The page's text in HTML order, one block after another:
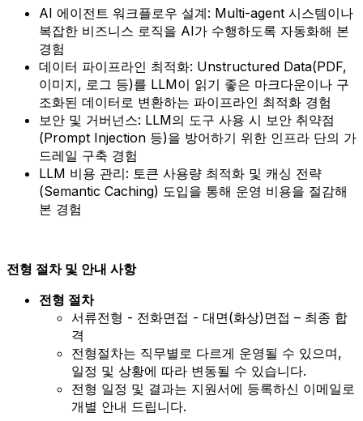
AI 에이전트 워크플로우 설계: Multi-agent 시스템이나
복잡한 비즈니스 로직을 AI가 수행하도록 자동화해 본
경험
데이터 파이프라인 최적화: Unstructured Data(PDF,
이미지, 로그 등)를 LLM이 읽기 좋은 마크다운이나 구
조화된 데이터로 변환하는 파이프라인 최적화 경험
보안 및 거버넌스: LLM의 도구 사용 시 보안 취약점
(Prompt Injection 등)을 방어하기 위한 인프라 단의 가
드레일 구축 경험
LLM 비용 관리: 토큰 사용량 최적화 및 캐싱 전략
(Semantic Caching) 도입을 통해 운영 비용을 절감해
본 경험
전형 절차 및 안내 사항
전형 절차
서류전형 - 전화면접 - 대면(화상)면접 – 최종 합
격
전형절차는 직무별로 다르게 운영될 수 있으며,
일정 및 상황에 따라 변동될 수 있습니다.
전형 일정 및 결과는 지원서에 등록하신 이메일로
개별 안내 드립니다.